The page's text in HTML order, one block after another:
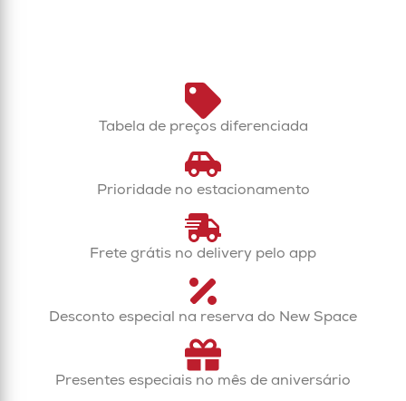
Tabela de preços diferenciada
Prioridade no estacionamento
Frete grátis no delivery pelo app
Desconto especial na reserva do New Space
Presentes especiais no mês de aniversário